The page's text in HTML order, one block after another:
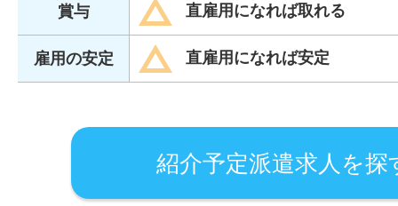
賞与 直雇用になれば取れる
雇用の安定 直雇用になれば安定
紹介予定派遣求人を探